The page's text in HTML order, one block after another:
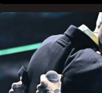
Camilla
“Addio
grande